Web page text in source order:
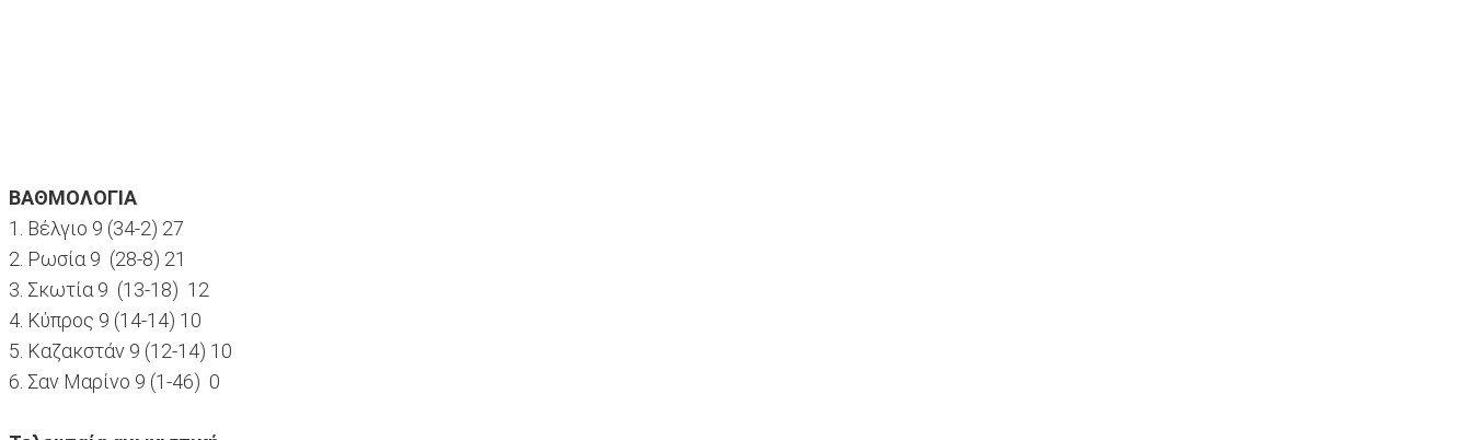
ΒΑΘΜΟΛΟΓΙΑ
1. Βέλγιο 9 (34-2) 27
2. Ρωσία 9 (28-8) 21
3. Σκωτία 9 (13-18) 12
4. Κύπρος 9 (14-14) 10
5. Καζακστάν 9 (12-14) 10
6. Σαν Μαρίνο 9 (1-46) 0